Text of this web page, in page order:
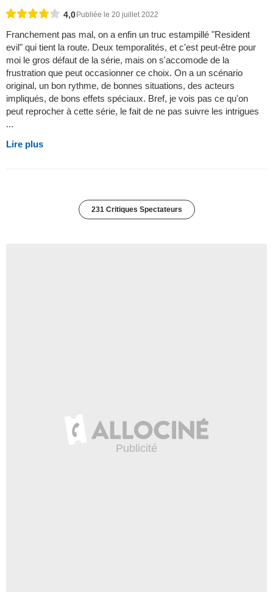
4,0Publiée le 20 juillet 2022
Franchement pas mal, on a enfin un truc estampillé "Resident
evil" qui tient la route. Deux temporalités, et c'est peut-être pour
moi le gros défaut de la série, mais on s'accomode de la
frustration que peut occasionner ce choix. On a un scénario
original, un bon rythme, de bonnes situations, des acteurs
impliqués, de bons effets spéciaux. Bref, je vois pas ce qu'on
peut reprocher à cette série, le fait de ne pas suivre les intrigues
...
Lire plus
231 Critiques Spectateurs